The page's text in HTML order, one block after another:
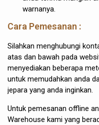
warnanya.
Cara Pemesanan :
Silahkan menghubungi
atas dan bawah pada
menyediakan beberapa
untuk memudahkan anda
jepara yang anda inginkan.
Untuk pemesanan offline
Warehouse kami yang